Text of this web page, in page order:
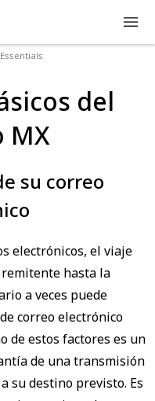
del
MX
su correo
electrónicos, el viaje
hasta la
a veces puede
correo electrónico
de estos factores es un
de una transmisión
su destino previsto. Es